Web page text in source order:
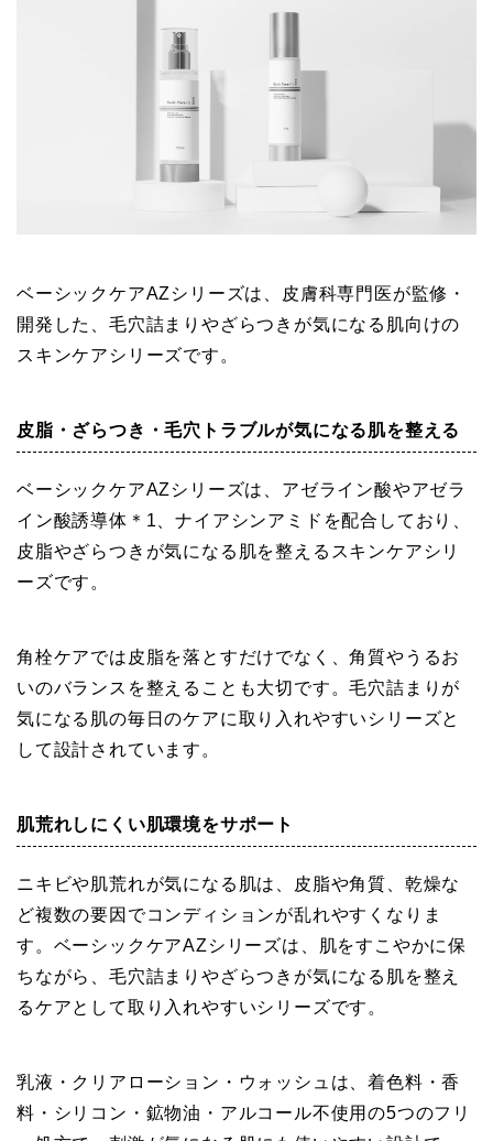
ベーシックケアAZシリーズは、皮膚科専門医が監修・
開発した、毛穴詰まりやざらつきが気になる肌向けの
スキンケアシリーズです。
皮脂・ざらつき・毛穴トラブルが気になる肌を整える
ベーシックケアAZシリーズは、アゼライン酸やアゼラ
イン酸誘導体＊1、ナイアシンアミドを配合しており、
皮脂やざらつきが気になる肌を整えるスキンケアシリ
ーズです。
角栓ケアでは皮脂を落とすだけでなく、角質やうるお
いのバランスを整えることも大切です。毛穴詰まりが
気になる肌の毎日のケアに取り入れやすいシリーズと
して設計されています。
肌荒れしにくい肌環境をサポート
ニキビや肌荒れが気になる肌は、皮脂や角質、乾燥な
ど複数の要因でコンディションが乱れやすくなりま
す。ベーシックケアAZシリーズは、肌をすこやかに保
ちながら、毛穴詰まりやざらつきが気になる肌を整え
るケアとして取り入れやすいシリーズです。
乳液・クリアローション・ウォッシュは、着色料・香
料・シリコン・鉱物油・アルコール不使用の5つのフリ